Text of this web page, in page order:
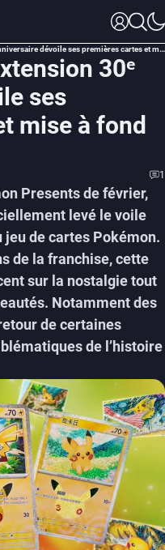
Pokémon TCG : l’extension 30ᵉ Anniversaire dévoile ses premières cartes et mise à fond sur la nostalgie
30ᵉ
ses
mise à fond
1
Presents de février,
levé le voile
jeu de cartes Pokémon.
de la franchise, cette
sur la nostalgie tout
Notamment des
de certaines
de l’histoire